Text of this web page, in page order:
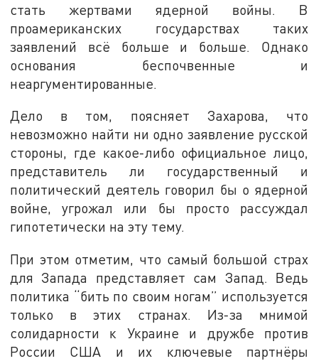
стать жертвами ядерной войны. В
проамериканских государствах таких
заявлений всё больше и больше. Однако
основания беспочвенные и
неаргументированные.
Дело в том, поясняет Захарова, что
невозможно найти ни одно заявление русской
стороны, где какое-либо официальное лицо,
представитель ли государственный и
политический деятель говорил бы о ядерной
войне, угрожал или бы просто рассуждал
гипотетически на эту тему.
При этом отметим, что самый большой страх
для Запада представляет сам Запад. Ведь
политика “бить по своим ногам” используется
только в этих странах. Из-за мнимой
солидарности к Украине и дружбе против
России США и их ключевые партнёры